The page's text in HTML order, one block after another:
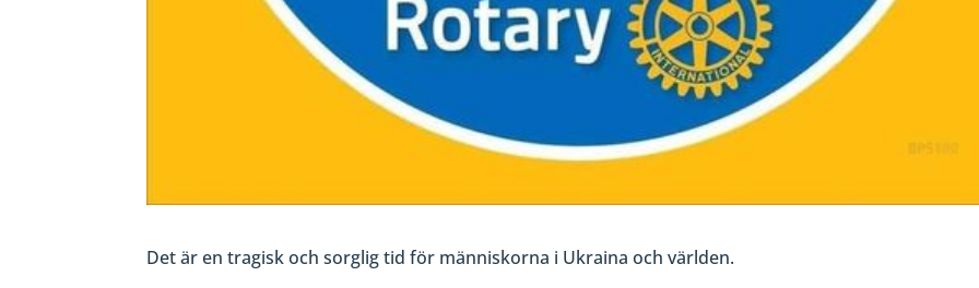
Det är en tragisk och sorglig tid för människorna i Ukraina och världen.